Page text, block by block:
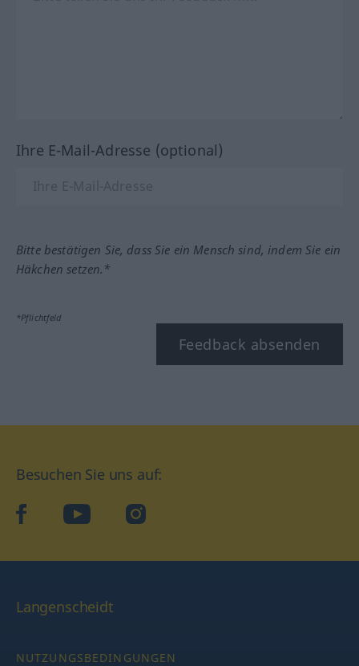
Ihre E-Mail-Adresse (optional)
Bitte bestätigen Sie, dass Sie ein Mensch sind, indem Sie ein
Häkchen setzen.*
*Pflichtfeld
Feedback absenden
Besuchen Sie uns auf:
facebookYouTube Instagram
Langenscheidt
NUTZUNGSBEDINGUNGEN